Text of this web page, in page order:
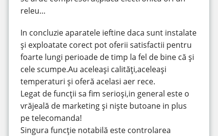
releu…
In concluzie aparatele ieftine daca sunt instalate
și exploatate corect pot oferii satisfactii pentru
foarte lungi perioade de timp la fel de bine că și
cele scumpe.Au aceleași calități,aceleași
temperaturi și oferă acelasi aer rece.
Legat de funcții sa fim serioși,in general este o
vrăjeală de marketing și niște butoane in plus
pe telecomanda!
Singura funcție notabilă este controlarea